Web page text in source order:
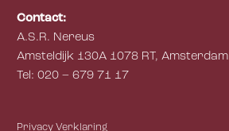
Contact:
A.S.R. Nereus
Amsteldijk 130A 1078 RT, Amsterdam
Tel: 020 – 679 71 17
Privacy Verklaring